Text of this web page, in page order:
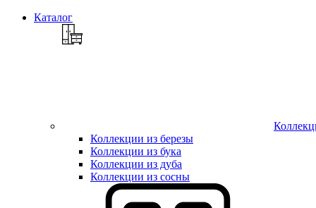
Каталог
Коллекции из березы
Коллекции из бука
Коллекции из дуба
Коллекции из сосны